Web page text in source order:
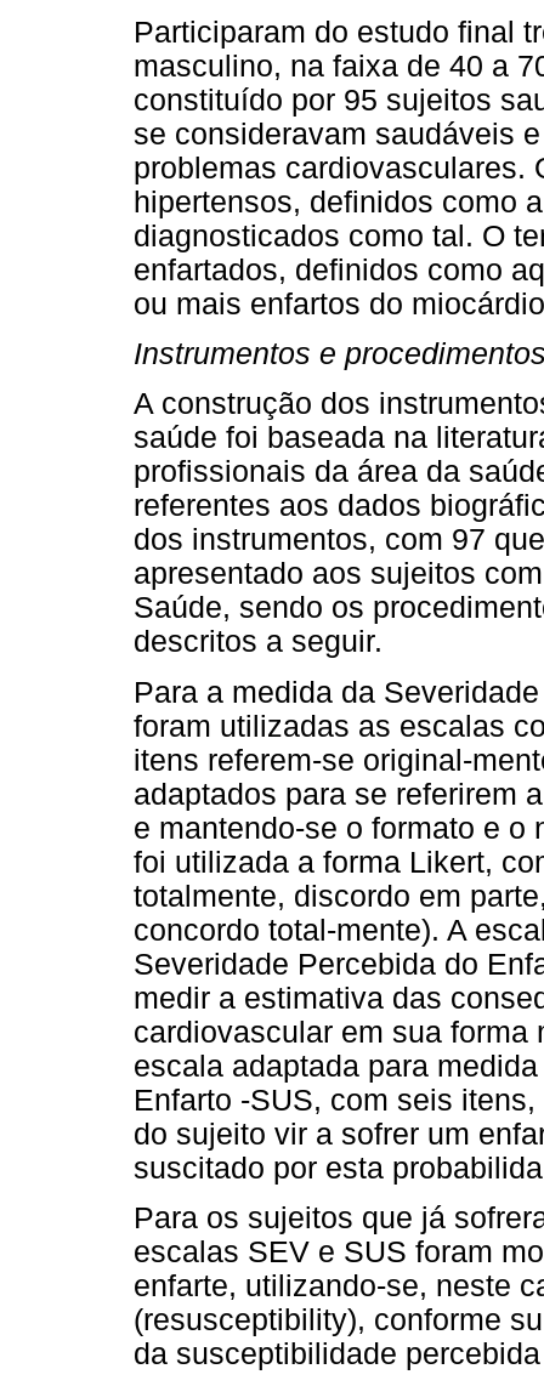
Participaram do estudo final
masculino, na faixa de 40 a
constituído por 95 sujeitos
se consideravam saudáveis
problemas cardiovasculares.
hipertensos, definidos como
diagnosticados como tal. O
enfartados, definidos como
ou mais enfartos do
Instrumentos e
A construção dos
saúde foi baseada na
profissionais da área da
referentes aos dados
dos instrumentos, com 97
apresentado aos sujeitos
Saúde, sendo os
descritos a seguir.
Para a medida da
foram utilizadas as escalas
itens referem-se original-
adaptados para se referirem
e mantendo-se o formato e o
foi utilizada a forma Likert,
totalmente, discordo em
concordo total-mente). A
Severidade Percebida do
medir a estimativa das
cardiovascular em sua forma
escala adaptada para
Enfarto -SUS, com seis
do sujeito vir a sofrer um
suscitado por esta
Para os sujeitos que já
escalas SEV e SUS foram
enfarte, utilizando-se, neste
(resusceptibility), conforme
da susceptibilidade